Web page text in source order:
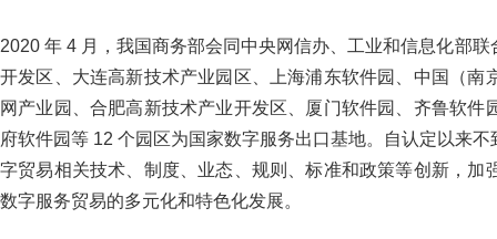
2020 年 4 月，我国商务部会同中央网信办、工业和信息化部
开发区、大连高新技术产业园区、上海浦东软件园、中国（
网产业园、合肥高新技术产业开发区、厦门软件园、齐鲁软
府软件园等 12 个园区为国家数字服务出口基地。自认定以来
字贸易相关技术、制度、业态、规则、标准和政策等创新，
数字服务贸易的多元化和特色化发展。